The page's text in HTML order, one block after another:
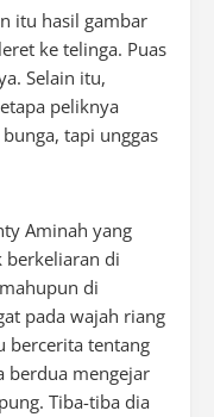
itu hasil gambar
ke telinga. Puas
Selain itu,
peliknya
tapi unggas
Aminah yang
berkeliaran di
di
pada wajah riang
bercerita tentang
berdua mengejar
Tiba-tiba dia